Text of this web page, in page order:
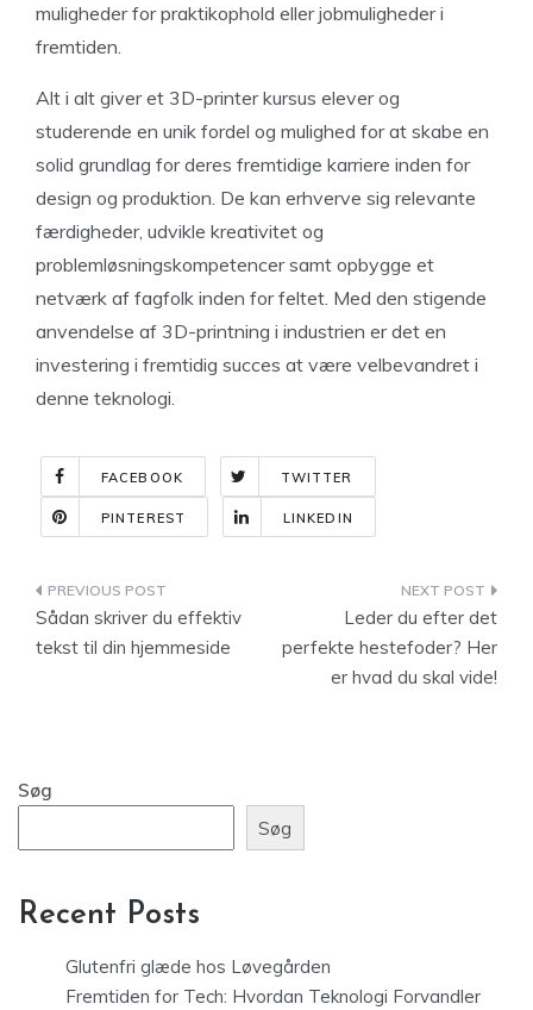
muligheder for praktikophold eller jobmuligheder i
fremtiden.
Alt i alt giver et 3D-printer kursus elever og
studerende en unik fordel og mulighed for at skabe en
solid grundlag for deres fremtidige karriere inden for
design og produktion. De kan erhverve sig relevante
færdigheder, udvikle kreativitet og
problemløsningskompetencer samt opbygge et
netværk af fagfolk inden for feltet. Med den stigende
anvendelse af 3D-printning i industrien er det en
investering i fremtidig succes at være velbevandret i
denne teknologi.
FACEBOOK TWITTER
PINTEREST LINKEDIN
Indlægsnavigation
Sådan skriver du effektiv
tekst til din hjemmeside
Leder du efter det
perfekte hestefoder? Her
er hvad du skal vide!
Søg
Søg
Recent Posts
Glutenfri glæde hos Løvegården
Fremtiden for Tech: Hvordan Teknologi Forvandler